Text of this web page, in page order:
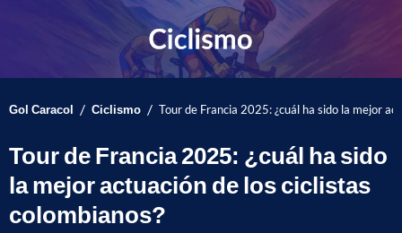
Gol Caracol / Ciclismo / Tour de Francia 2025: ¿cuál ha sido la mejor
Tour de Francia 2025: ¿cuál ha sido
la mejor actuación de los ciclistas
colombianos?